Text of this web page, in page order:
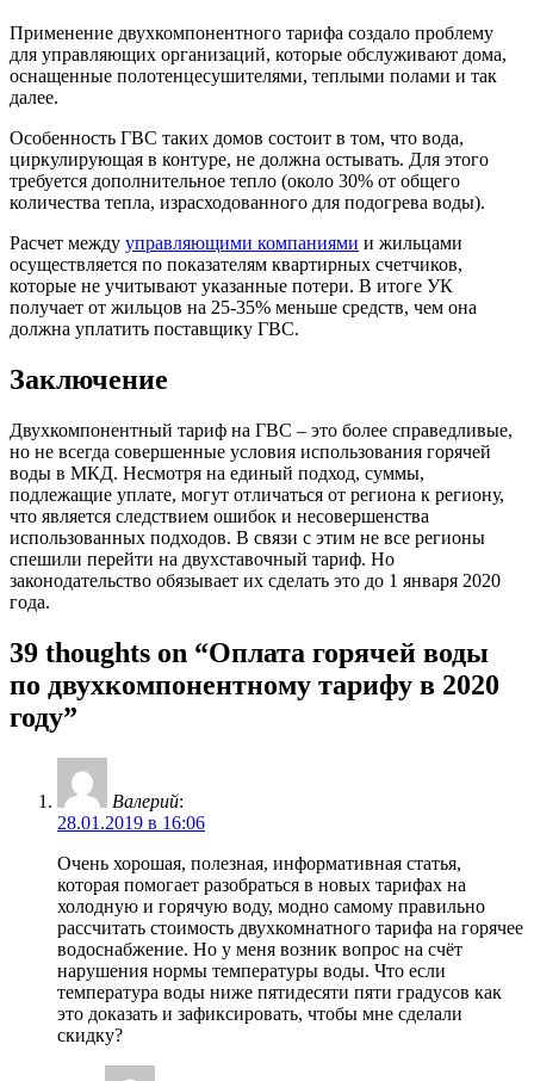
Применение двухкомпонентного тарифа создало проблему
для управляющих организаций, которые обслуживают дома,
оснащенные полотенцесушителями, теплыми полами и так
далее.
Особенность ГВС таких домов состоит в том, что вода,
циркулирующая в контуре, не должна остывать. Для этого
требуется дополнительное тепло (около 30% от общего
количества тепла, израсходованного для подогрева воды).
Расчет между управляющими компаниями и жильцами
осуществляется по показателям квартирных счетчиков,
которые не учитывают указанные потери. В итоге УК
получает от жильцов на 25-35% меньше средств, чем она
должна уплатить поставщику ГВС.
Заключение
Двухкомпонентный тариф на ГВС – это более справедливые,
но не всегда совершенные условия использования горячей
воды в МКД. Несмотря на единый подход, суммы,
подлежащие уплате, могут отличаться от региона к региону,
что является следствием ошибок и несовершенства
использованных подходов. В связи с этим не все регионы
спешили перейти на двухставочный тариф. Но
законодательство обязывает их сделать это до 1 января 2020
года.
39 thoughts on “Оплата горячей воды
по двухкомпонентному тарифу в 2020
году”
Валерий:
28.01.2019 в 16:06
Очень хорошая, полезная, информативная статья,
которая помогает разобраться в новых тарифах на
холодную и горячую воду, модно самому правильно
рассчитать стоимость двухкомнатного тарифа на горячее
водоснабжение. Но у меня возник вопрос на счёт
нарушения нормы температуры воды. Что если
температура воды ниже пятидесяти пяти градусов как
это доказать и зафиксировать, чтобы мне сделали
скидку?